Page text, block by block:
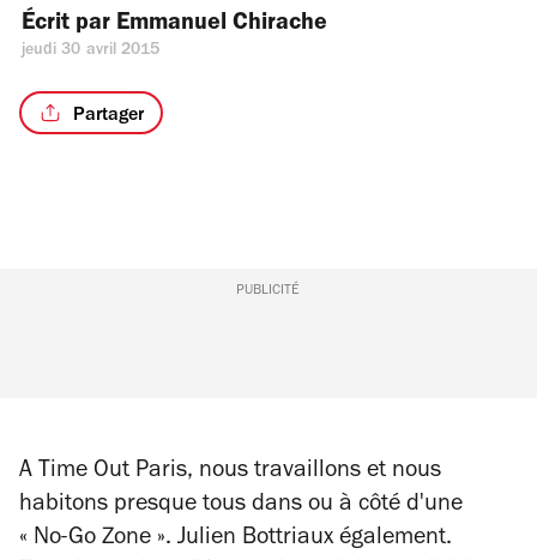
Écrit par Emmanuel Chirache
jeudi 30 avril 2015
Partager
PUBLICITÉ
A Time Out Paris, nous travaillons et nous
habitons presque tous dans ou à côté d'une
« No-Go Zone ». Julien Bottriaux également.